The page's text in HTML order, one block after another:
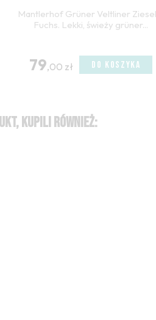
Mantlerhof Grüner Veltliner
Fuchs. Lekki, świeży grüner...
79,00 zł DO KOSZYKA
KUPILI RÓWNIEŻ: